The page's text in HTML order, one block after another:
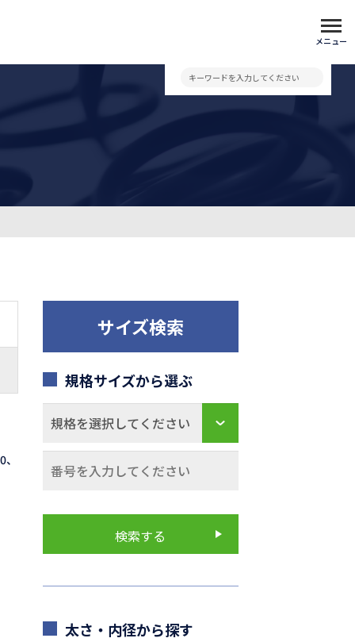
メニュー
サイズ検索
規格サイズから選ぶ
太さ・内径から探す